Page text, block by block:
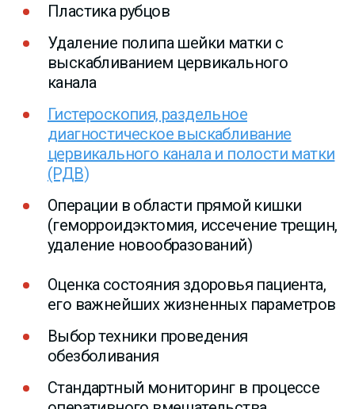
Пластика рубцов
Удаление полипа шейки матки с
выскабливанием цервикального
канала
Гистероскопия, раздельное
диагностическое выскабливание
цервикального канала и полости матки
(РДВ)
Операции в области прямой кишки
(геморроидэктомия, иссечение трещин,
удаление новообразований)
Оценка состояния здоровья пациента,
его важнейших жизненных параметров
Выбор техники проведения
обезболивания
Стандартный мониторинг в процессе